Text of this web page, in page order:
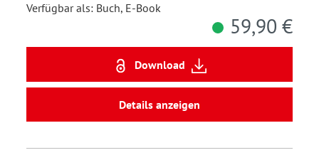
Verfügbar als: Buch, E-Book
59,90 €
Download
Details anzeigen